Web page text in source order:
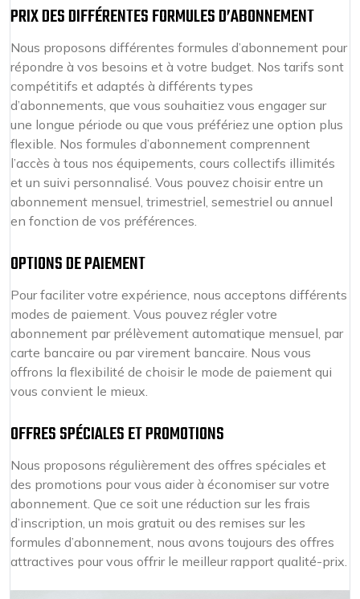
PRIX DES DIFFÉRENTES FORMULES D’ABONNEMENT
Nous proposons différentes formules d’abonnement pour
répondre à vos besoins et à votre budget. Nos tarifs sont
compétitifs et adaptés à différents types
d’abonnements, que vous souhaitiez vous engager sur
une longue période ou que vous préfériez une option plus
flexible. Nos formules d’abonnement comprennent
l’accès à tous nos équipements, cours collectifs illimités
et un suivi personnalisé. Vous pouvez choisir entre un
abonnement mensuel, trimestriel, semestriel ou annuel
en fonction de vos préférences.
OPTIONS DE PAIEMENT
Pour faciliter votre expérience, nous acceptons différents
modes de paiement. Vous pouvez régler votre
abonnement par prélèvement automatique mensuel, par
carte bancaire ou par virement bancaire. Nous vous
offrons la flexibilité de choisir le mode de paiement qui
vous convient le mieux.
OFFRES SPÉCIALES ET PROMOTIONS
Nous proposons régulièrement des offres spéciales et
des promotions pour vous aider à économiser sur votre
abonnement. Que ce soit une réduction sur les frais
d’inscription, un mois gratuit ou des remises sur les
formules d’abonnement, nous avons toujours des offres
attractives pour vous offrir le meilleur rapport qualité-prix.